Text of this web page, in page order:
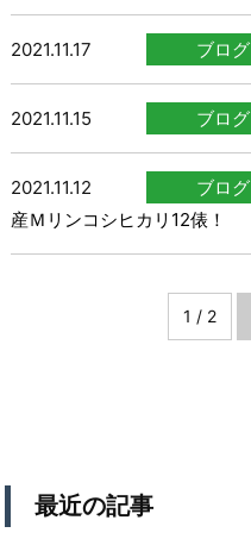
2021.11.17 ブログ
2021.11.15 ブログ
2021.11.12 ブログ
産Ｍリンコシヒカリ12俵！
1 / 2
最近の記事